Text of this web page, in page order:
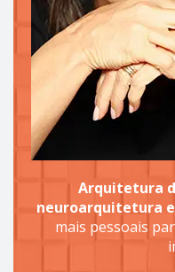
Arquitetura
neuroarquitetura e
mais pessoais